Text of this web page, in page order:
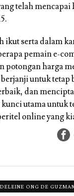
telah
serta dalam
pemain e-
potongan harga
untuk tetap
dan
kunci utama untuk
online yang
ONG DE